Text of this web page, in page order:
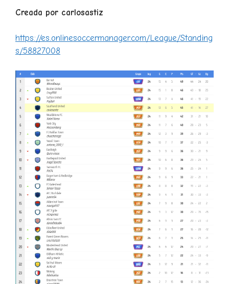
Creada por carlosastiz
https://es.onlinesoccermanager.com/League/Standing
s/58827008